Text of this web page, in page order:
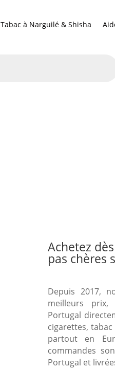
Tabac à Narguilé & Shisha
Achetez
pas chères
Depuis 2017,
meilleurs
Portugal
cigarettes,
partout en
commandes
Portugal et